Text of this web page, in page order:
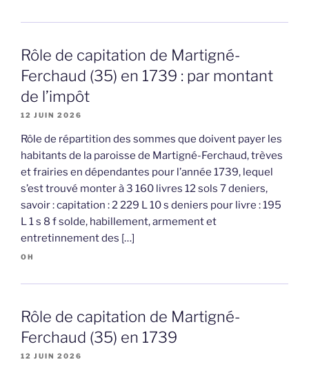
Rôle de capitation de Martigné-
Ferchaud (35) en 1739 : par montant
de l’impôt
12 JUIN 2026
Rôle de répartition des sommes que doivent payer les
habitants de la paroisse de Martigné-Ferchaud, trèves
et frairies en dépendantes pour l’année 1739, lequel
s’est trouvé monter à 3 160 livres 12 sols 7 deniers,
savoir : capitation : 2 229 L 10 s deniers pour livre : 195
L 1 s 8 f solde, habillement, armement et
entretinnement des […]
OH
Rôle de capitation de Martigné-
Ferchaud (35) en 1739
12 JUIN 2026